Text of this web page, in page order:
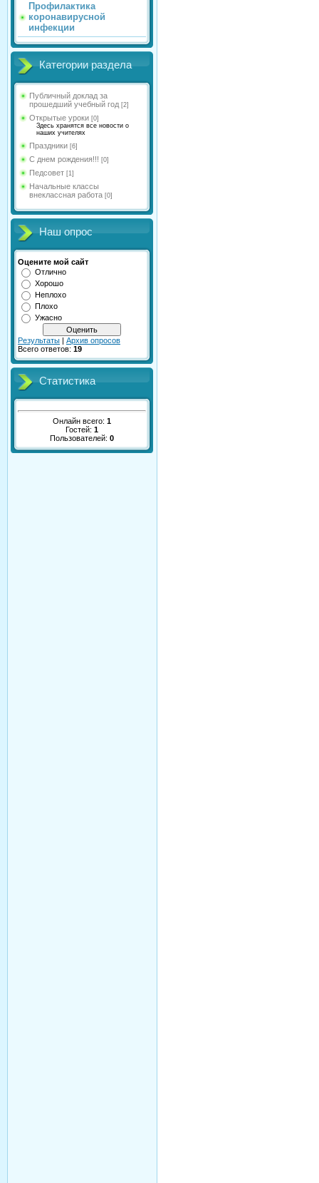
Профилактика
коронавирусной
инфекции
Категории раздела
Публичный доклад за
прошедший учебный год [2]
Открытые уроки [0]
Здесь хранятся все новости о
наших учителях
Праздники [6]
С днем рождения!!! [0]
Педсовет [1]
Начальные классы
внеклассная работа [0]
Наш опрос
Оцените мой сайт
Отлично
Хорошо
Неплохо
Плохо
Ужасно
Результаты | Архив опросов
Всего ответов: 19
Статистика
Онлайн всего: 1
Гостей: 1
Пользователей: 0